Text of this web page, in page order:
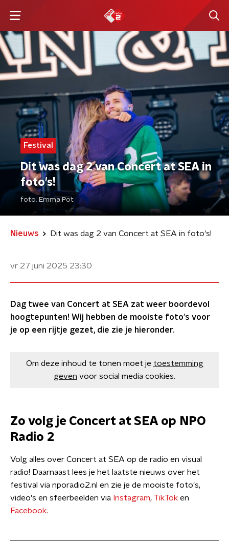
Festival
Dit was dag 2 van Concert at SEA in
foto's!
foto: Emma Pot
Nieuws Dit was dag 2 van Concert at SEA in foto's!
vr 27 juni 2025 23:30
Dag twee van Concert at SEA zat weer boordevol
hoogtepunten! Wij hebben de mooiste foto's voor
je op een rijtje gezet, die zie je hieronder.
Om deze inhoud te tonen moet je toestemming
geven voor social media cookies.
Zo volg je Concert at SEA op NPO
Radio 2
Volg alles over Concert at SEA op de radio en visual
radio! Daarnaast lees je het laatste nieuws over het
festival via nporadio2.nl en zie je de mooiste foto's,
video's en sfeerbeelden via Instagram, TikTok en
Facebook.